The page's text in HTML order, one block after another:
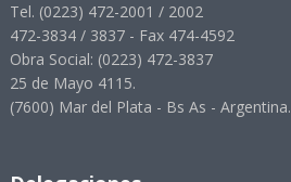
Tel. (0223) 472-2001 / 2002
472-3834 / 3837 - Fax 474-4592
Obra Social: (0223) 472-3837
25 de Mayo 4115.
(7600) Mar del Plata - Bs As - Argentina.